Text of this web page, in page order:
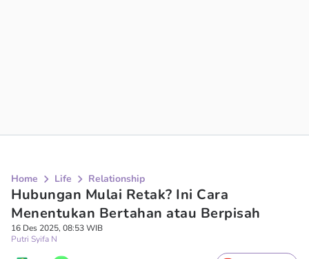
Home Life Relationship
Hubungan Mulai Retak? Ini Cara
Menentukan Bertahan atau Berpisah
16 Des 2025, 08:53 WIB
Putri Syifa N